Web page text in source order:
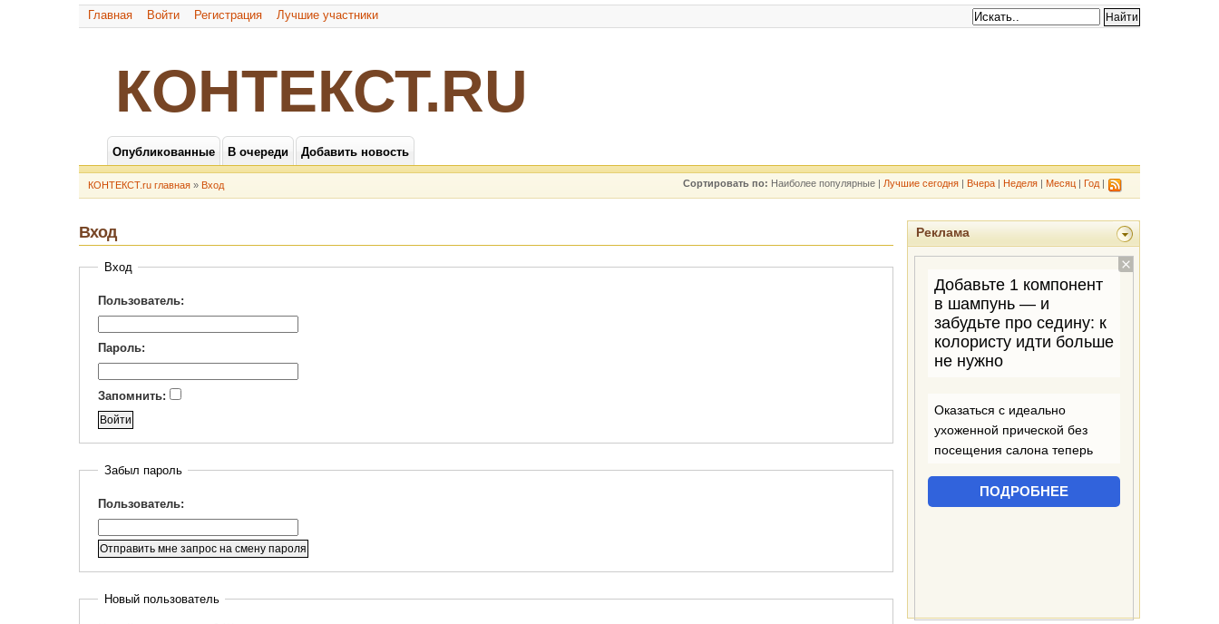
Главная Войти Регистрация Лучшие участники
КОНТЕКСТ.RU
Опубликованные В очереди Добавить новость
КОНТЕКСТ.ru главная »Вход Сортировать по: Наиболее популярные | Лучшие сегодня| Вчера| Неделя| Месяц| Год|
Вход
Вход
Пользователь:
Пароль:
Запомнить:
Забыл пароль
Пользователь:
Новый пользователь
Реклама